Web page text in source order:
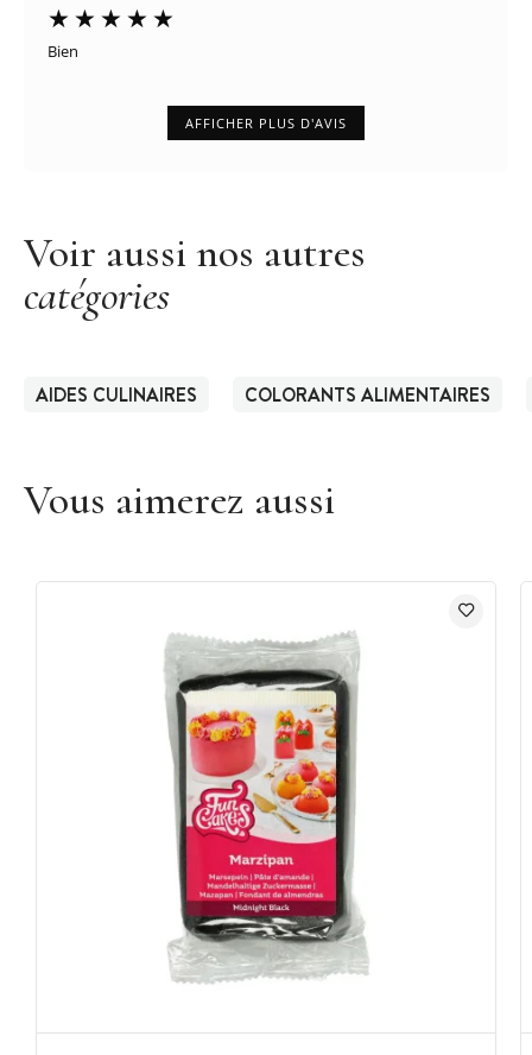
Bien
AFFICHER PLUS D'AVIS
Voir aussi nos autres
catégories
AIDES CULINAIRES COLORANTS ALIMENTAIRES
Vous aimerez aussi